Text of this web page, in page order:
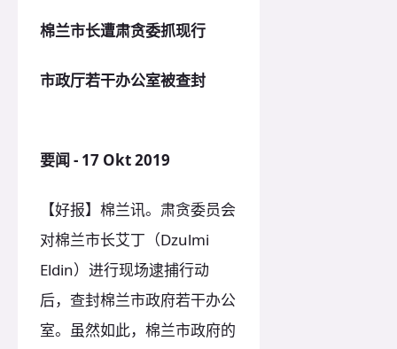
棉兰市长遭肃贪委抓现行
市政厅若干办公室被查封
要闻 - 17 Okt 2019
【好报】棉兰讯。肃贪委员会
对棉兰市长艾丁（Dzulmi
Eldin）进行现场逮捕行动
后，查封棉兰市政府若干办公
室。虽然如此，棉兰市政府的